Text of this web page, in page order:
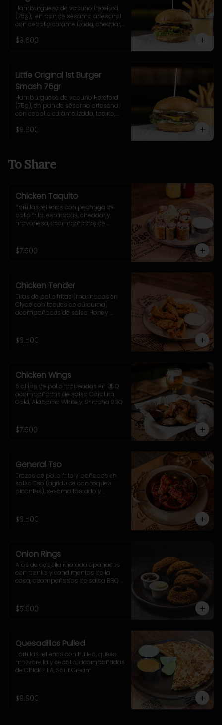
Hamburguesa de vacuno Hereford
(75g),  en pan de sésamo artesanal
con cebolla caramelizada, cheddar,
York. Incluye papas fritas rústicas.
$9.600
Little Original 1st Burger
Smash 75gr
Hamburguesa de vacuno Hereford
(75g), en pan de sésamo artesanal
con cebolla caramelizada, tocino,
casera Uncle Fletch. Incluye papas
$9.600
To Share
Chicken Taquito
Tortillas rellenas con pechuga de
pollo frita, espinacas, cheddar y
mayonesa, acompañadas de
$7.500
Chicken Tender
Tiras de pollo fritas (marinadas en
Clyde con toques de cúrcuma)
acompañadas de salsa Honey
$6.500
Chicken Wings
6 alitas de pollo laqueadas en BBQ
acompañadas de salsa Carolina
Gold, Alabama White y Sriracha BBQ.
$7.500
General Tso
Trozos de pollo frito y bañados en
salsa Tso (agridulce con toques
picantes), sésamo tostado y
$6.500
Onion Rings
Aros de cebolla morada apanados
con panko y condimentos de la
casa, acompañados de salsa BBQ y
$5.900
Quesadillas Pulled
Tortillas rellenas con Pulled, queso
mozzarella y cebolla, acompañadas
de Chick Fil A, Sour Cream
$9.900